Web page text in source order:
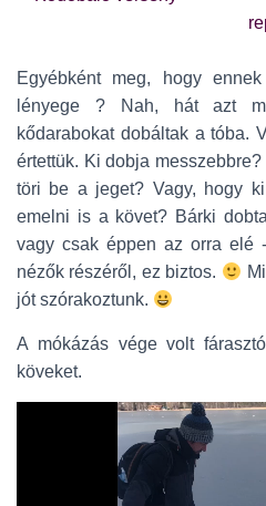
Egyébként meg, hogy
lényege ? Nah, hát azt
kődarabokat dobáltak a tóba.
értettük. Ki dobja
töri be a jeget? Vagy, hogy
emelni is a követ? Bárki
vagy csak éppen az orra elé
nézők részéről, ez biztos.
jót szórakoztunk.
A mókázás vége volt
köveket.